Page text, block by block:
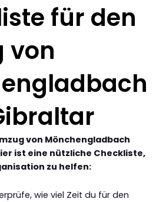
für den
von
von Mönchengladbach
ist eine nützliche Checkliste,
zu helfen:
wie viel Zeit du für den